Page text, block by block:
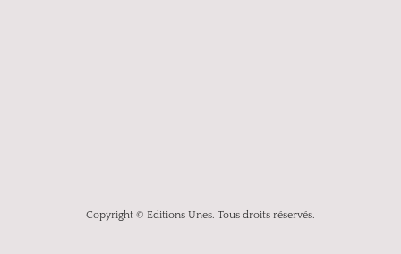
Copyright © Editions Unes. Tous droits réservés.